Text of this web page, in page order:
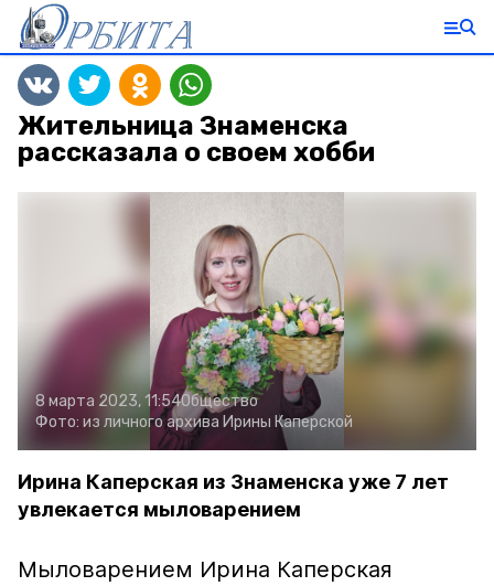
Жительница Знаменска
рассказала о своем хобби
8 марта 2023, 11:54Общество
Фото: из личного архива Ирины Каперской
Ирина Каперская из Знаменска уже 7 лет
увлекается мыловарением
Мыловарением Ирина Каперская